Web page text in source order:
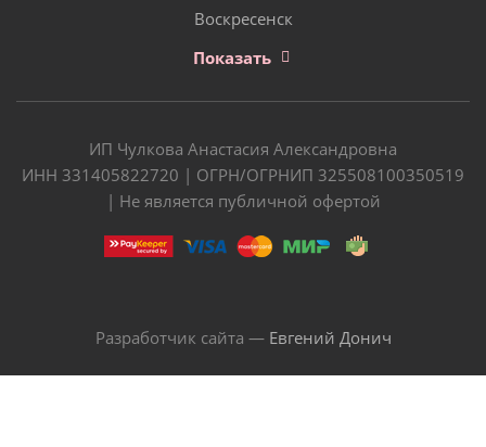
Воскресенск
Показать
ИП Чулкова Анастасия Александровна
ИНН 331405822720 | ОГРН/ОГРНИП 325508100350519
| Не является публичной офертой
Разработчик сайта — Евгений Донич